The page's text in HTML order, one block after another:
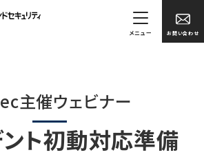
お問い合わせ
メニュー
主催ウェビナー
ト初動対応準備